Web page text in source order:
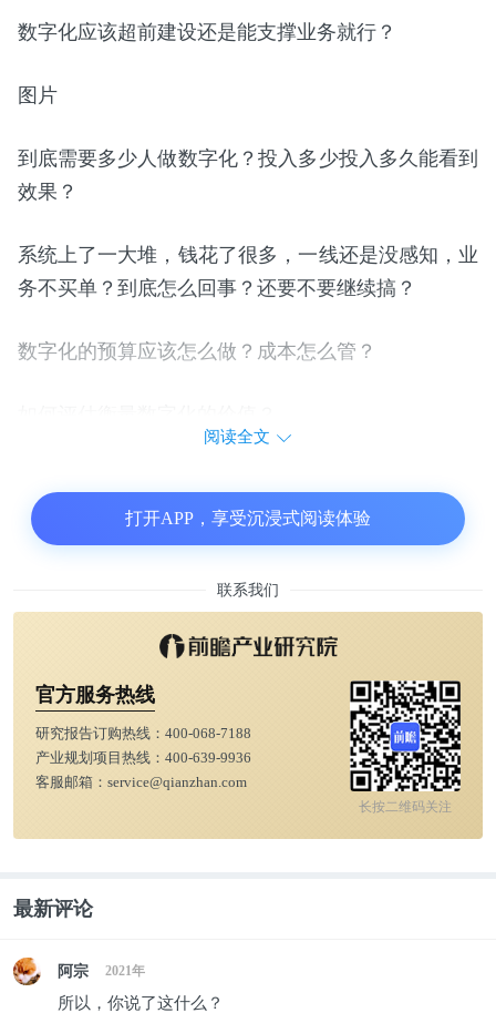
数字化应该超前建设还是能支撑业务就行？
图片
到底需要多少人做数字化？投入多少投入多久能看到
效果？
系统上了一大堆，钱花了很多，一线还是没感知，业
务不买单？到底怎么回事？还要不要继续搞？
数字化的预算应该怎么做？成本怎么管？
的顺序与方法如何？
人，房产信息化的人？
高？
集团的数字化建设应该怎么设置考核激励机制才能激
效率才高！对外服务也能为公司带来收益
数字化应该围绕什么来重点建设？管理体系、运营体
系、执行体系、客户体系？
阅读全文
打开APP，享受沉浸式阅读体验
联系我们
官方服务热线
研究报告订购热线： 400-068-7188
产业规划项目热线： 400-639-9936
客服邮箱： service@qianzhan.com
长按二维码关注
最新评论
阿宗 2021年
所以，你说了这什么？